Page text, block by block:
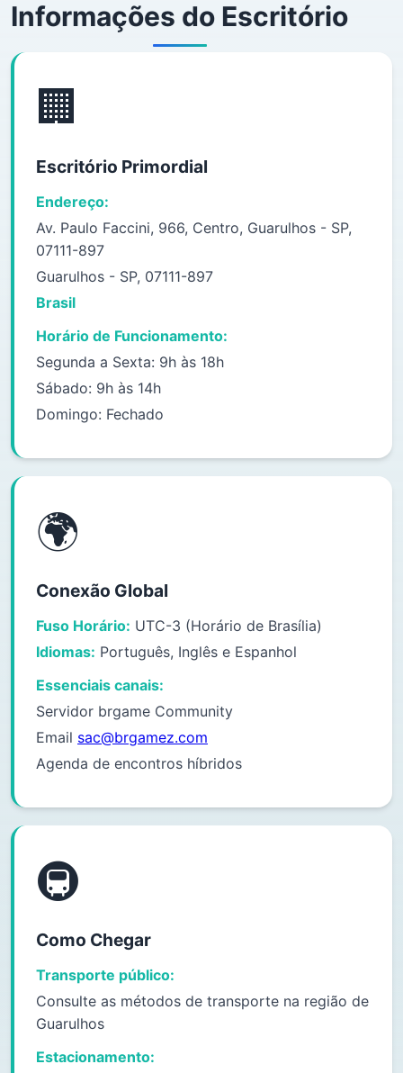
Informações do Escritório
🏢
Escritório Primordial
Endereço:
Av. Paulo Faccini, 966, Centro, Guarulhos - SP,
07111-897
Guarulhos - SP, 07111-897
Brasil
Horário de Funcionamento:
Segunda a Sexta: 9h às 18h
Sábado: 9h às 14h
Domingo: Fechado
🌍
Conexão Global
Fuso Horário: UTC-3 (Horário de Brasília)
Idiomas: Português, Inglês e Espanhol
Essenciais canais:
Servidor brgame Community
Email sac@brgamez.com
Agenda de encontros híbridos
🚇
Como Chegar
Transporte público:
Consulte as métodos de transporte na região de
Guarulhos
Estacionamento: